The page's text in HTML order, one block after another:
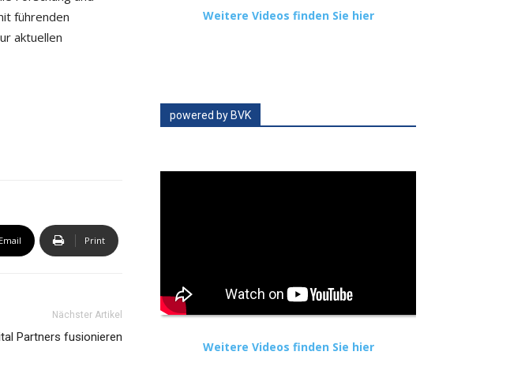
führenden
aktuellen
Email Print
Nächster Artikel
Partners fusionieren
Weitere Videos finden Sie hier
powered by BVK
Weitere Videos finden Sie hier